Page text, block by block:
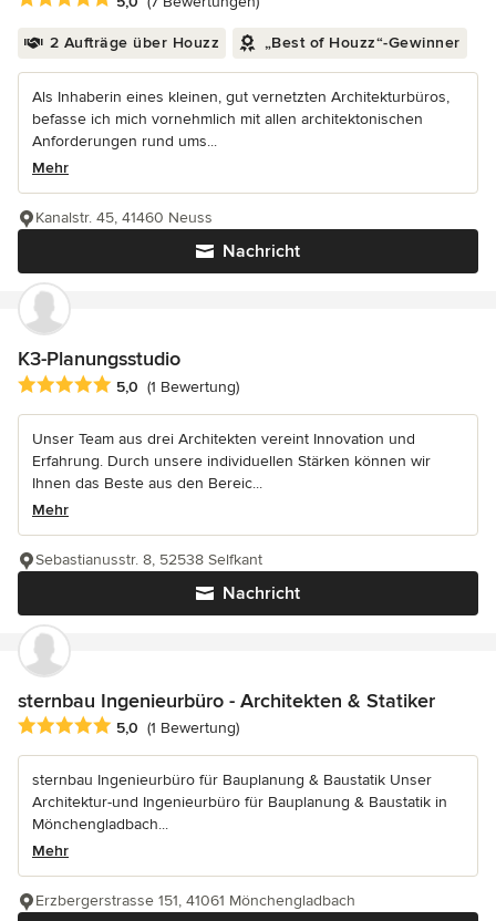
2 Aufträge über Houzz „Best of Houzz“-Gewinner
Als Inhaberin eines kleinen, gut vernetzten Architekturbüros,
befasse ich mich vornehmlich mit allen architektonischen
Anforderungen rund ums...
Mehr
Nachricht
Kanalstr. 45, 41460 Neuss
K3-Planungsstudio
Durchschnittliche Bewertung: 5 von 5 Sternen
5,0 (1 Bewertung)
Unser Team aus drei Architekten vereint Innovation und
Erfahrung. Durch unsere individuellen Stärken können wir
Ihnen das Beste aus den Bereic...
Mehr
Nachricht
Sebastianusstr. 8, 52538 Selfkant
sternbau Ingenieurbüro - Architekten & Statiker
Durchschnittliche Bewertung: 5 von 5 Sternen
5,0 (1 Bewertung)
sternbau Ingenieurbüro für Bauplanung & Baustatik Unser
Architektur-und Ingenieurbüro für Bauplanung & Baustatik in
Mönchengladbach...
Mehr
Erzbergerstrasse 151, 41061 Mönchengladbach